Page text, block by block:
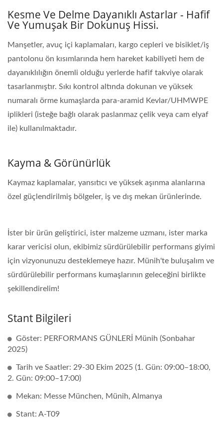
Kesme Ve Delme Dayanıklı Astarlar - Hafif
Ve Yumuşak Bir Dokunuş Hissi.
Manşetler, avuç içi kaplamaları, kargo cepleri ve bisiklet/iş
pantolonu ön kısımlarında hem hareket kabiliyeti hem de
dayanıklılığın önemli olduğu yerlerde hafif takviye olarak
tasarlanmıştır. Sıkı kontrol altında dokunan ve yüksek
numaralı örme kumaşlarda para-aramid Kevlar/UHMWPE
iplikleri (isteğe bağlı olarak paslanmaz çelik veya cam elyaf
ile) kullanılmaktadır.
Kayma & Görünürlük
Kaymaz kaplamalar, yansıtıcı ve yüksek aşınma alanlarına
özel güçlendirilmiş bölgeler, iş ve dış mekan ürünlerinde.
İster bir ürün geliştirici, ister malzeme uzmanı, ister marka
karar vericisi olun, ekibimiz sürdürülebilir performans giyimi
için vizyonunuzu desteklemeye hazır. Münih'te buluşalım ve
sürdürülebilir performans kumaşlarının geleceğini birlikte
şekillendirelim!
Stant Bilgileri
Göster: PERFORMANS GÜNLERİ Münih (Sonbahar
2025)
Tarih ve Saatler: 29-30 Ekim 2025 (1. Gün: 09:00–18:00,
2. Gün: 09:00–17:00)
Mekan: Messe München, Münih, Almanya
Stant: A-T09